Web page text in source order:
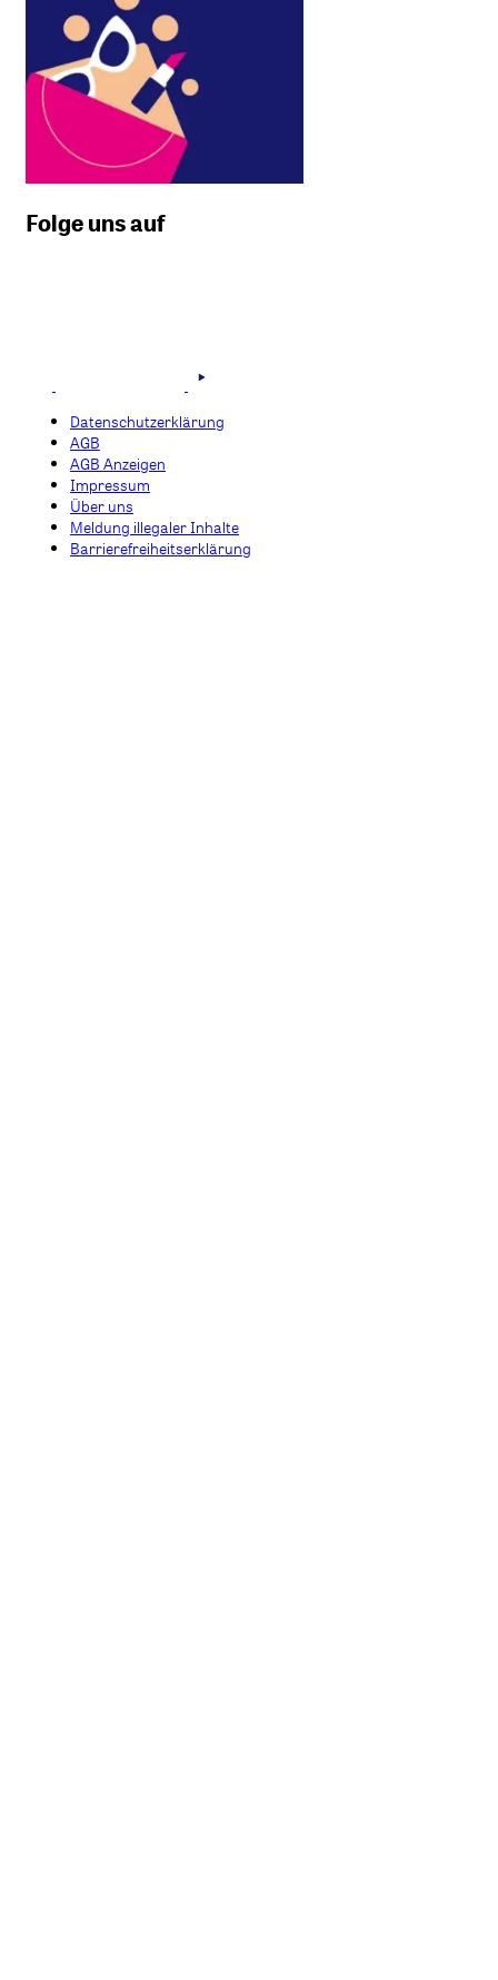
Folge uns auf
Datenschutzerklärung
AGB
AGB Anzeigen
Impressum
Über uns
Meldung illegaler Inhalte
Barrierefreiheitserklärung